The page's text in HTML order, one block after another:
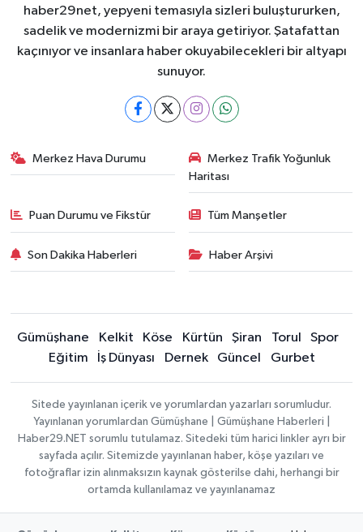
haber29net, yepyeni temasıyla sizleri buluştururken,
sadelik ve modernizmi bir araya getiriyor. Şatafattan
kaçınıyor ve insanlara haber okuyabilecekleri bir altyapı
sunuyor.
Merkez Hava Durumu
Merkez Trafik Yoğunluk
Haritası
Puan Durumu ve Fikstür Tüm Manşetler
Son Dakika Haberleri Haber Arşivi
Gümüşhane Kelkit Köse Kürtün Şiran Torul
Spor
Eğitim
İş Dünyası Dernek Güncel Gurbet
Sitede yayınlanan içerik ve yorumlardan yazarları sorumludur.
Yayınlanan yorumlardan Gümüşhane | Gümüşhane Haberleri |
Haber29.NET sorumlu tutulamaz. Sitedeki tüm harici linkler ayrı bir
sayfada açılır. Sitemizde yayınlanan haber, köşe yazıları ve
fotoğraflar izin alınmaksızın kaynak gösterilse dahi, herhangi bir
ortamda kullanılamaz ve yayınlanamaz